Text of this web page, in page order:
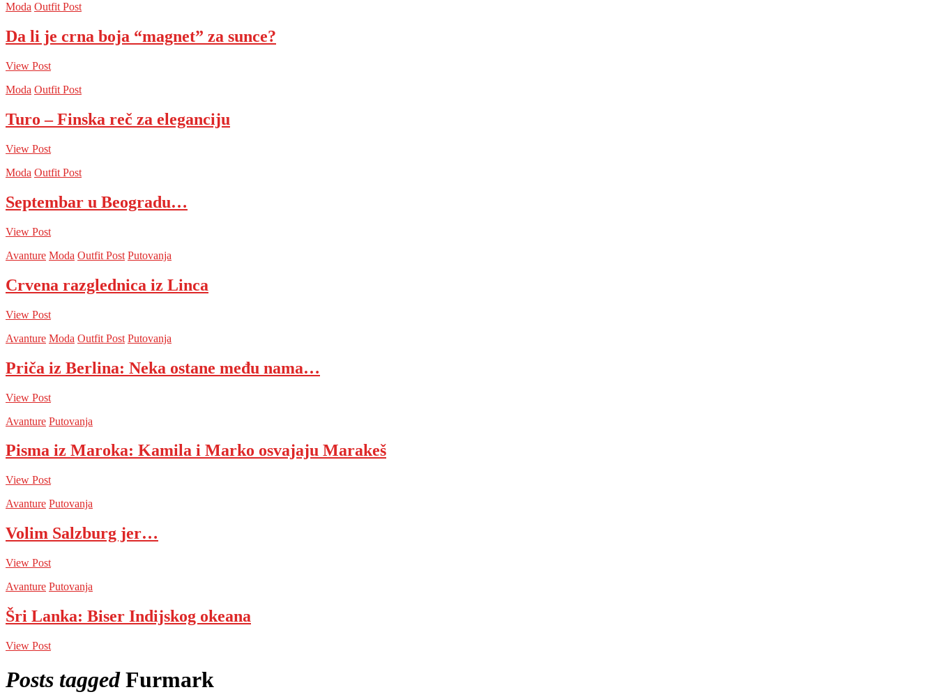
Moda Outfit Post
Da li je crna boja “magnet” za sunce?
View Post
Moda Outfit Post
Turo – Finska reč za eleganciju
View Post
Moda Outfit Post
Septembar u Beogradu…
View Post
Avanture Moda Outfit Post Putovanja
Crvena razglednica iz Linca
View Post
Avanture Moda Outfit Post Putovanja
Priča iz Berlina: Neka ostane među nama…
View Post
Avanture Putovanja
Pisma iz Maroka: Kamila i Marko osvajaju Marakeš
View Post
Avanture Putovanja
Volim Salzburg jer…
View Post
Avanture Putovanja
Šri Lanka: Biser Indijskog okeana
View Post
Posts tagged Furmark